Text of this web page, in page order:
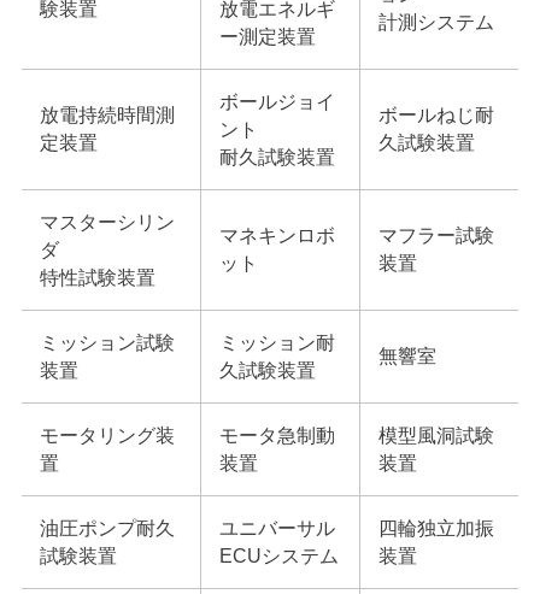
験装置
放電エネルギ
ー測定装置
計測システム
放電持続時間測
定装置
ボールジョイ
ント
耐久試験装置
ボールねじ耐
久試験装置
マスターシリン
ダ
特性試験装置
マネキンロボ
ット
マフラー試験
装置
ミッション試験
装置
ミッション耐
久試験装置
無響室
モータリング装
置
モータ急制動
装置
模型風洞試験
装置
油圧ポンプ耐久
試験装置
ユニバーサル
ECUシステム
四輪独立加振
装置